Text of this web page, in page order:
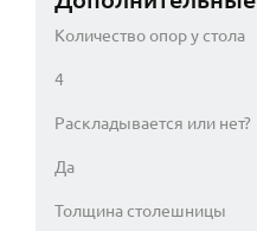
Количество опор у стола
4
Раскладывается или нет?
Да
Толщина столешницы